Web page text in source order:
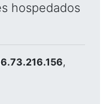
hospedados
,